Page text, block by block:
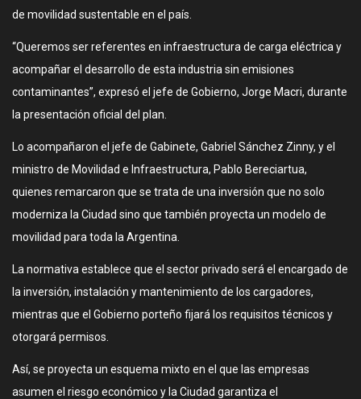
de movilidad sustentable en el país.
“Queremos ser referentes en infraestructura de carga eléctrica y
acompañar el desarrollo de esta industria sin emisiones
contaminantes”, expresó el jefe de Gobierno, Jorge Macri, durante
la presentación oficial del plan.
Lo acompañaron el jefe de Gabinete, Gabriel Sánchez Zinny, y el
ministro de Movilidad e Infraestructura, Pablo Bereciartua,
quienes remarcaron que se trata de una inversión que no solo
moderniza la Ciudad sino que también proyecta un modelo de
movilidad para toda la Argentina.
La normativa establece que el sector privado será el encargado de
la inversión, instalación y mantenimiento de los cargadores,
mientras que el Gobierno porteño fijará los requisitos técnicos y
otorgará permisos.
Así, se proyecta un esquema mixto en el que las empresas
asumen el riesgo económico y la Ciudad garantiza el